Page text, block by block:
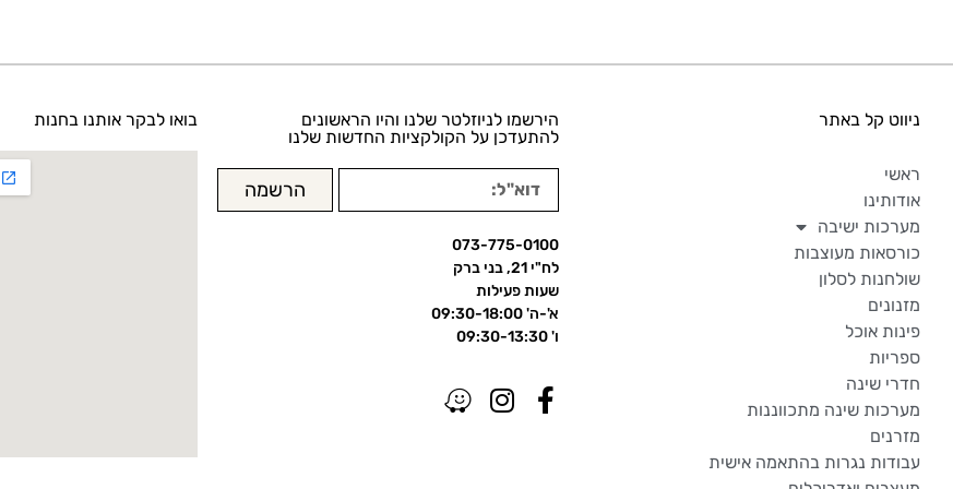
ניווט קל באתר
ראשי
אודותינו
מערכות ישיבה
כורסאות מעוצבות
שולחנות לסלון
מזנונים
פינות אוכל
ספריות
חדרי שינה
מערכות שינה מתכווננות
מזרנים
עבודות נגרות בהתאמה אישית
הירשמו לניוזלטר שלנו והיו הראשונים
להתעדכן על הקולקציות החדשות שלנו
הרשמה
073-775-0100
לח"י 21, בני ברק
שעות פעילות
א'-ה' 09:30-18:00
ו' 09:30-13:30
בואו לבקר אותנו בחנות